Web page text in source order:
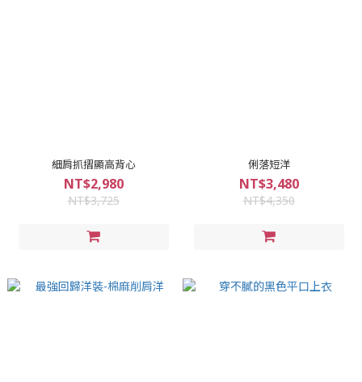
細肩抓摺顯高背心
NT$2,980
NT$3,725
俐落短洋
NT$3,480
NT$4,350